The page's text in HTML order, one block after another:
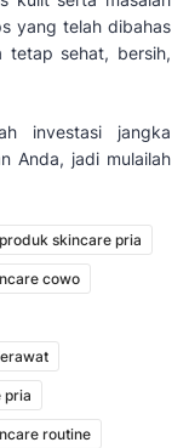
yang telah dibahas
tetap sehat, bersih,
investasi jangka
Anda, jadi mulailah
produk skincare pria
cowo
pria
routine